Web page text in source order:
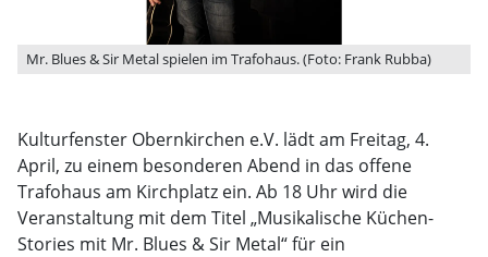
Mr. Blues & Sir Metal spielen im Trafohaus. (Foto: Frank Rubba)
Kulturfenster Obernkirchen e.V. lädt am Freitag, 4.
April, zu einem besonderen Abend in das offene
Trafohaus am Kirchplatz ein. Ab 18 Uhr wird die
Veranstaltung mit dem Titel „Musikalische Küchen-
Stories mit Mr. Blues & Sir Metal“ für ein